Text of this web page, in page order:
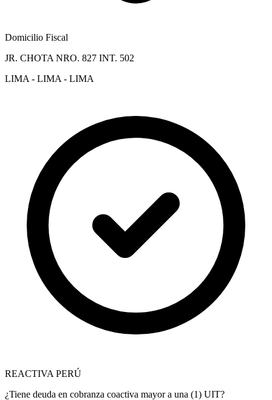
Domicilio Fiscal
JR. CHOTA NRO. 827 INT. 502
LIMA - LIMA - LIMA
REACTIVA PERÚ
¿Tiene deuda en cobranza coactiva mayor a una (1) UIT?